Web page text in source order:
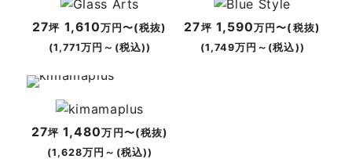
27坪 1,610万円〜(税抜)
(1,771万円～(税込))
27坪1,590万円〜(税抜)
(1,749万円～(税込))
27坪1,480万円〜(税抜)
(1,628万円～(税込))